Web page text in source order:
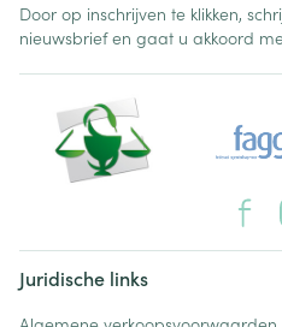
Door op inschrijven te klikken,
nieuwsbrief en gaat u akkoord
Juridische links